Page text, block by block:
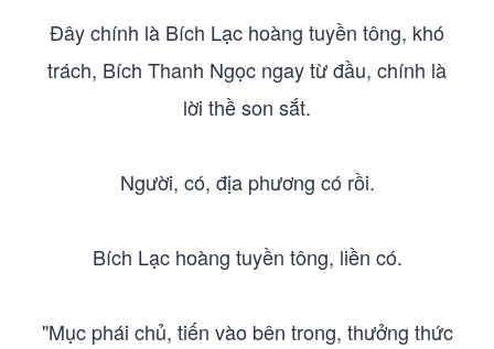
Đây chính là Bích Lạc hoàng tuyền tông, khó
trách, Bích Thanh Ngọc ngay từ đầu, chính là
lời thề son sắt.
Người, có, địa phương có rồi.
Bích Lạc hoàng tuyền tông, liền có.
"Mục phái chủ, tiến vào bên trong, thưởng thức